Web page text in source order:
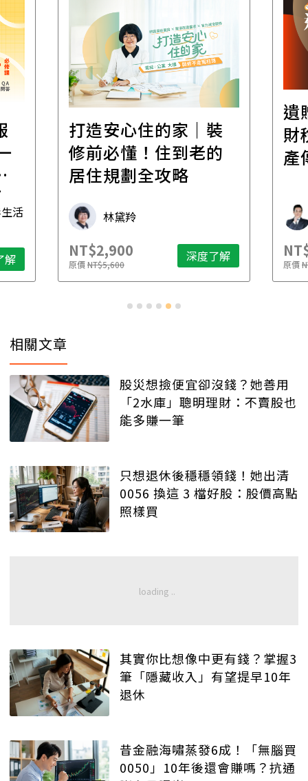
活
解
打造安心住的家｜裝
修前必懂！住到老的
居住規劃全攻略
林黛羚
NT$2,900
原價NT$5,600 深度了解
遺
財
產
原價
相關文章
股災想撿便宜卻沒錢？她善用
「2水庫」聰明理財：不賣股也
能多賺一筆
只想退休後穩穩領錢！她出清
0056 換這 3 檔好股：股價高點
照樣買
其實你比想像中更有錢？掌握3
筆「隱藏收入」有望提早10年
退休
昔金融海嘯蒸發6成！「無腦買
0050」10年後還會賺嗎？抗通